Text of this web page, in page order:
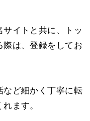
イトと共に、トッ
際は、登録をしてお
など細かく丁寧に転
ます。